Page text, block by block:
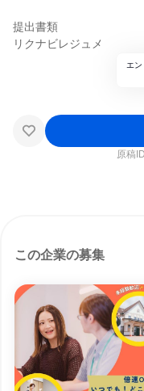
提出書類
リクナビレジュメ
エ
原稿
この企業の募集